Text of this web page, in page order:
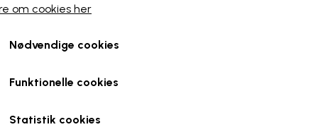
Sportsfiskerforbund
om cookies her
Nødvendige cookies
Funktionelle cookies
Statistik cookies